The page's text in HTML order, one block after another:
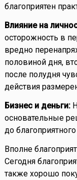
благоприятен
Влияние на
осторожность в
вредно
половиной дня,
после полудня
действия
Бизнес и деньги:
основательные
до
Вполне
Сегодня
также хорошо